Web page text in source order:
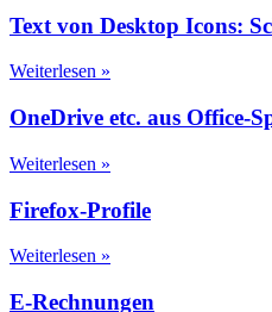
Text von Desktop Icons:
Weiterlesen »
OneDrive etc. aus Office-
Weiterlesen »
Firefox-Profile
Weiterlesen »
E-Rechnungen